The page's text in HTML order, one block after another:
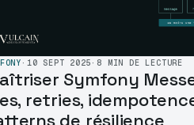
· 10 SEPT 2025 · 8 MIN DE LECTURE
Symfony
retries,
de résilience